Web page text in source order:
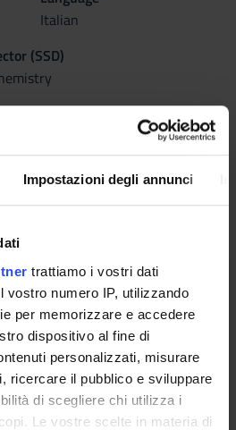
Impostazioni degli annunci
trattiamo i vostri dati
vostro numero IP, utilizzando
per memorizzare e accedere
dispositivo al fine di
personalizzati, misurare
ricercare il pubblico e sviluppare
di scegliere chi utilizza i
Le vostre scelte in materia di
Italian
(SSD)
as follows:
Period
II semestre